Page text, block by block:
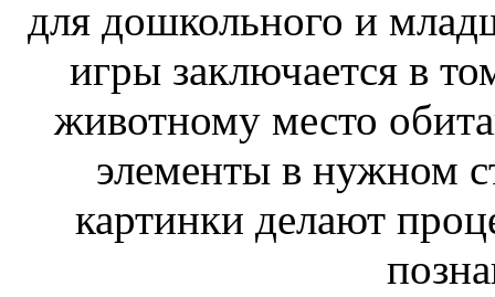
для дошкольного и
игры заключается в
животному место
элементы в нужном
картинки делают